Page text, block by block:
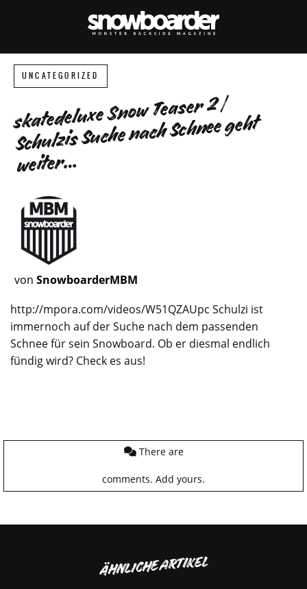
UNCATEGORIZED
skatedeluxe Snow Teaser 2 |
Schulzis Suche nach Schnee geht
weiter…
von SnowboarderMBM
http://mpora.com/videos/W51QZAUpc Schulzi ist
immernoch auf der Suche nach dem passenden
Schnee für sein Snowboard. Ob er diesmal endlich
fündig wird? Check es aus!
There are
comments. Add yours.
ÄHNLICHE ARTIKEL